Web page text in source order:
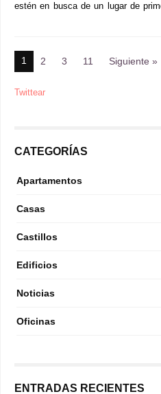
estén en busca de un lugar de
1 2 3 11 Siguiente »
Twittear
CATEGORÍAS
Apartamentos
Casas
Castillos
Edificios
Noticias
Oficinas
ENTRADAS RECIENTES